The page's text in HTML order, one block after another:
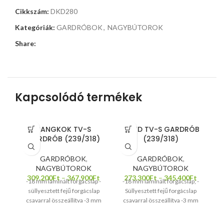
Cikkszám: DKD280
Kategóriák: GARDRÓBOK, NAGYBÚTOROK
Share:
Kapcsolódó termékek
BANGKOK TV-S
GARDRÓB (239/318)
GARDRÓBOK,
NAGYBÚTOROK
309.200Ft – 367.900Ft
-18 mm laminált forgácslap -
süllyesztett fejű forgácslap
csavarral összeállítva -3 mm
BOND TV-S GARDRÓB
(239/318)
GARDRÓBOK,
NAGYBÚTOROK
273.300Ft – 345.400Ft
-18 mm laminált forgácslap; -
Süllyesztett fejű forgácslap
csavarral összeállítva -3 mm